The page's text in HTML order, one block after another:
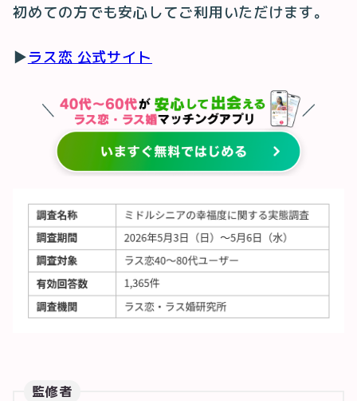
初めての方でも安心してご利用いただけます。
▶ラス恋 公式サイト
監修者